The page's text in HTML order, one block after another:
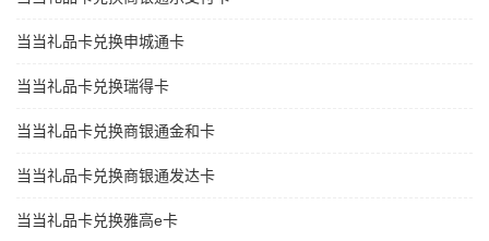
当当礼品卡兑换申城通卡
当当礼品卡兑换瑞得卡
当当礼品卡兑换商银通金和卡
当当礼品卡兑换商银通发达卡
当当礼品卡兑换雅高e卡